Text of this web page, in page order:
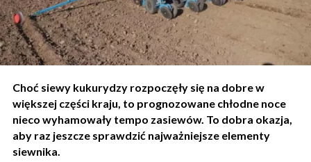
Choć siewy kukurydzy rozpoczęły się na dobre w
większej części kraju, to prognozowane chłodne noce
nieco wyhamowały tempo zasiewów. To dobra okazja,
aby raz jeszcze sprawdzić najważniejsze elementy
siewnika.